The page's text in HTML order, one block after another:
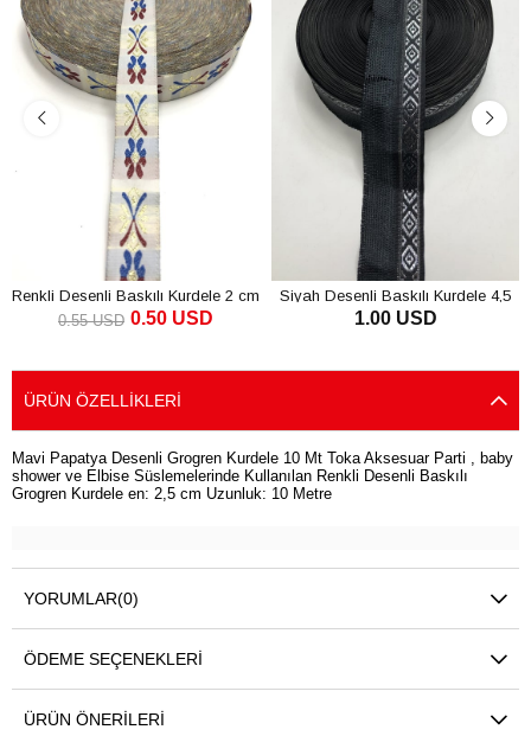
Renkli Desenli Baskılı Kurdele 2 cm
0.50 USD
0.55 USD
Siyah Desenli Baskılı Kurdele 4,5
cm
1.00 USD
ÜRÜN ÖZELLIKLERI
Mavi Papatya Desenli Grogren Kurdele 10 Mt Toka Aksesuar Parti , baby
shower ve Elbise Süslemelerinde Kullanılan Renkli Desenli Baskılı
Grogren Kurdele en: 2,5 cm Uzunluk: 10 Metre
YORUMLAR(0)
ÖDEME SEÇENEKLERI
ÜRÜN ÖNERILERI